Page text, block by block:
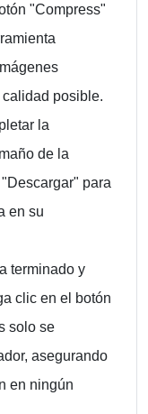
"Compress"
posible.
la
de la
para
en su
terminado y
clic en el botón
solo se
asegurando
en ningún